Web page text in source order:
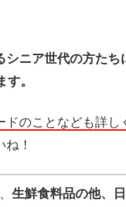
ニア世代の方た
。
のことなども詳し
！
生鮮食料品の他、